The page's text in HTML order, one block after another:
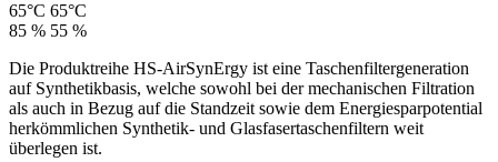
65°C 65°C
85 % 55 %
Die Produktreihe HS-AirSynErgy ist eine Taschenfiltergeneration
auf Synthetikbasis, welche sowohl bei der mechanischen Filtration
als auch in Bezug auf die Standzeit sowie dem Energiesparpotential
herkömmlichen Synthetik- und Glasfasertaschenfiltern weit
überlegen ist.